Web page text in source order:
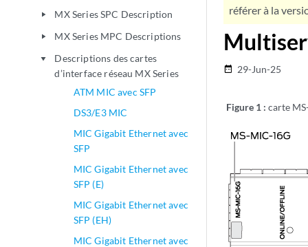
play_arrow MX Series SPC Description
play_arrow MX Series MPC Descriptions
play_arrow
Descriptions des cartes
d’interface réseau MX Series
ATM MIC avec SFP
DS3/E3 MIC
MIC Gigabit Ethernet avec
SFP
MIC Gigabit Ethernet avec
SFP (E)
MIC Gigabit Ethernet avec
SFP (EH)
MIC Gigabit Ethernet avec
référer à la
date_range 29-Jun-25
Figure 1 : carte